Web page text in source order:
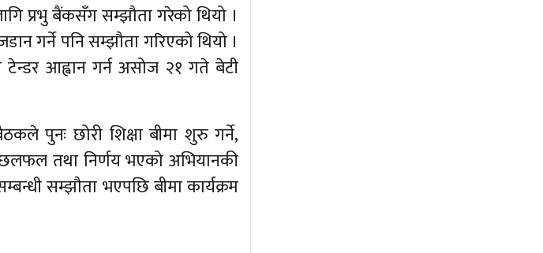
प्रभु बैंकसँग सम्झौता गरेको थियो ।
गर्ने पनि सम्झौता गरिएको थियो ।
आह्वान गर्न असोज २१ गते बेटी
पुनः छोरी शिक्षा बीमा शुरु गर्ने,
छलफल तथा निर्णय भएको अभियानकी
सम्झौता भएपछि बीमा कार्यक्रम